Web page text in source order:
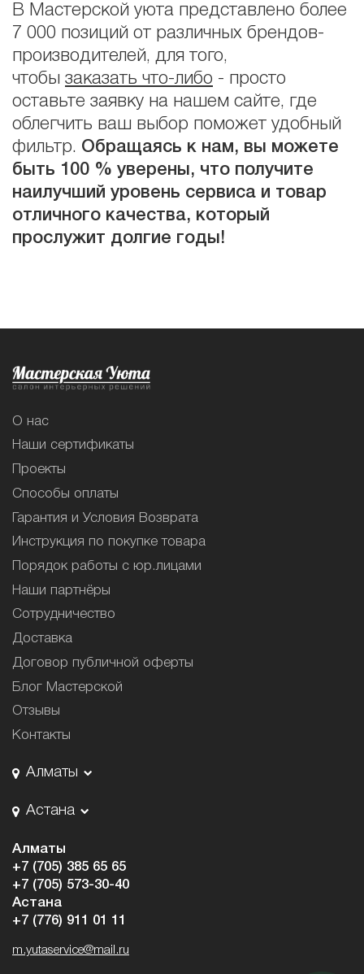
В Мастерской уюта представлено более
7 000 позиций от различных брендов-
производителей, для того,
чтобы заказать что-либо - просто
оставьте заявку на нашем сайте, где
облегчить ваш выбор поможет удобный
фильтр. Обращаясь к нам, вы можете
быть 100 % уверены, что получите
наилучший уровень сервиса и товар
отличного качества, который
прослужит долгие годы!
О нас
Наши сертификаты
Проекты
Способы оплаты
Гарантия и Условия Возврата
Инструкция по покупке товара
Порядок работы с юр.лицами
Наши партнёры
Сотрудничество
Доставка
Договор публичной оферты
Блог Мастерской
Отзывы
Контакты
Алматы
Астана
Алматы
+7 (705) 385 65 65
+7 (705) 573-30-40
Астана
+7 (776) 911 01 11
m.yutaservice@mail.ru